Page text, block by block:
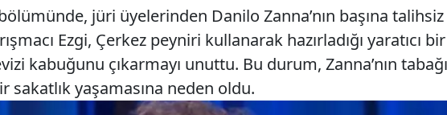
jüri üyelerinden Danilo Zanna’nın başına talihsiz
Ezgi, Çerkez peyniri kullanarak hazırladığı yaratıcı bir
kabuğunu çıkarmayı unuttu. Bu durum, Zanna’nın tabağı
sakatlık yaşamasına neden oldu.